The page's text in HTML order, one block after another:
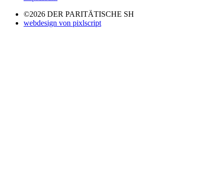
©2026 DER PARITÄTISCHE SH
webdesign von pixlscript